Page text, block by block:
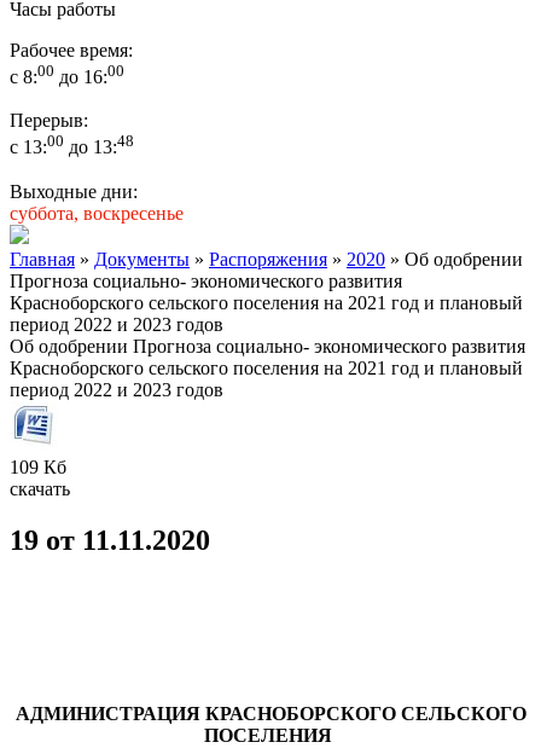
Часы работы
Рабочее время:
с 8:00 до 16:00
Перерыв:
с 13:00 до 13:48
Выходные дни:
суббота, воскресенье
Главная » Документы » Распоряжения » 2020 » Об одобрении
Прогноза социально- экономического развития
Красноборского сельского поселения на 2021 год и плановый
период 2022 и 2023 годов
Об одобрении Прогноза социально- экономического развития
Красноборского сельского поселения на 2021 год и плановый
период 2022 и 2023 годов
109 Кб
скачать
19 от 11.11.2020
АДМИНИСТРАЦИЯ КРАСНОБОРСКОГО СЕЛЬСКОГО
ПОСЕЛЕНИЯ